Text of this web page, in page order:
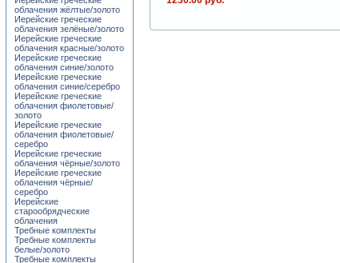
облачения жёлтые/золото
Иерейские греческие
облачения зелёные/золото
Иерейские греческие
облачения красные/золото
Иерейские греческие
облачения синие/золото
Иерейские греческие
облачения синие/серебро
Иерейские греческие
облачения фиолетовые/
золото
Иерейские греческие
облачения фиолетовые/
серебро
Иерейские греческие
облачения чёрные/золото
Иерейские греческие
облачения чёрные/
серебро
Иерейские
старообрядческие
облачения
Требные комплекты
Требные комплекты
белые/золото
Требные комплекты